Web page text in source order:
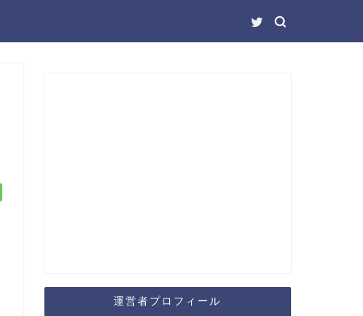
運営者プロフィール